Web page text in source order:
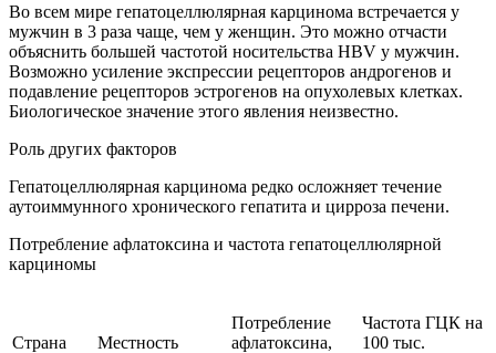
Во всем мире гепатоцеллюлярная карцинома встречается у
мужчин в 3 раза чаще, чем у женщин. Это можно отчасти
объяснить большей частотой носительства HBV у мужчин.
Возможно усиление экспрессии рецепторов андрогенов и
подавление рецепторов эстрогенов на опухолевых клетках.
Биологическое значение этого явления неизвестно.
Роль других факторов
Гепатоцеллюлярная карцинома редко осложняет течение
аутоиммунного хронического гепатита и цирроза печени.
Потребление афлатоксина и частота гепатоцеллюлярной
карциномы
Страна Местность
Потребление
афлатоксина,
Частота ГЦК на
100 тыс.